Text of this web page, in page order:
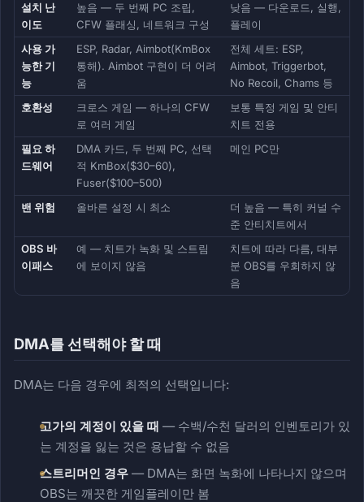
설치 난
이도
높음 — 두 번째 PC 조립,
CFW 플래싱, 네트워크 구성
낮음 — 다운로드, 실행,
플레이
사용 가
능한 기
능
ESP, Radar, Aimbot(KmBox
통해). Aimbot 구현이 더 어려
움
전체 세트: ESP,
Aimbot, Triggerbot,
No Recoil, Chams 등
호환성
크로스 게임 — 하나의 CFW
로 여러 게임
보통 특정 게임 및 안티
치트 전용
필요 하
드웨어
DMA 카드, 두 번째 PC, 선택
적 KmBox($30–60),
Fuser($100–500)
메인 PC만
밴 위험 올바른 설정 시 최소
더 높음 — 특히 커널 수
준 안티치트에서
OBS 바
이패스
예 — 치트가 녹화 및 스트림
에 보이지 않음
치트에 따라 다름, 대부
분 OBS를 우회하지 않
음
DMA를 선택해야 할 때
DMA는 다음 경우에 최적의 선택입니다:
고가의 계정이 있을 때 — 수백/수천 달러의 인벤토리가 있
는 계정을 잃는 것은 용납할 수 없음
스트리머인 경우 — DMA는 화면 녹화에 나타나지 않으며
OBS는 깨끗한 게임플레이만 봄